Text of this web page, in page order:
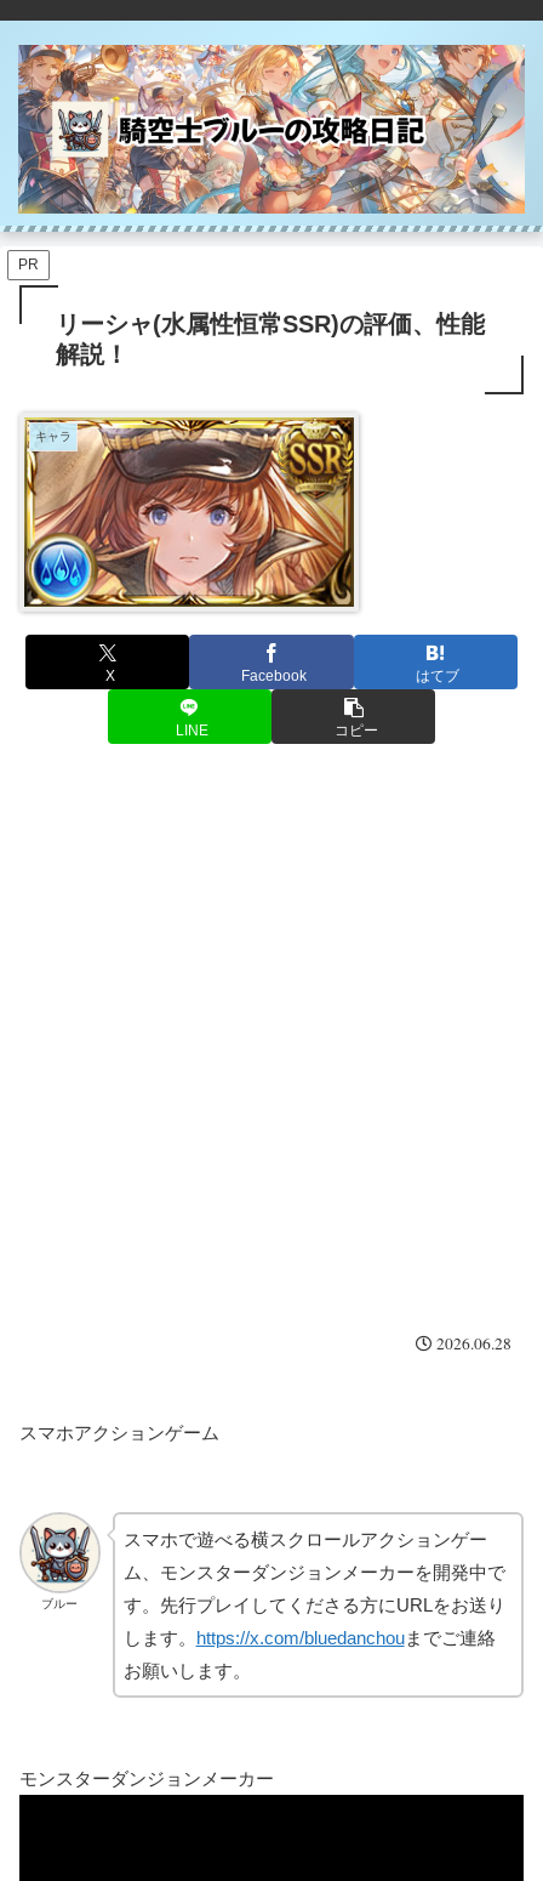
PR
リーシャ(水属性恒常SSR)の評価、性能
解説！
キャラ
X Facebook はてブ
LINE コピー
2026.06.28
スマホアクションゲーム
ブルー
スマホで遊べる横スクロールアクションゲー
ム、モンスターダンジョンメーカーを開発中で
す。先行プレイしてくださる方にURLをお送り
します。 https://x.com/bluedanchouまでご連絡
お願いします。
モンスターダンジョンメーカー